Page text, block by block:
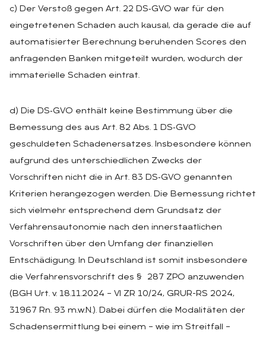
c) Der Verstoß gegen Art. 22 DS‑GVO war für den
eingetretenen Schaden auch kausal, da gerade die auf
automatisierter Berechnung beruhenden Scores den
anfragenden Banken mitgeteilt wurden, wodurch der
immaterielle Schaden eintrat.
d) Die DS‑GVO enthält keine Bestimmung über die
Bemessung des aus Art. 82 Abs. 1 DS‑GVO
geschuldeten Schadenersatzes. Insbesondere können
aufgrund des unterschiedlichen Zwecks der
Vorschriften nicht die in Art. 83 DS‑GVO genannten
Kriterien herangezogen werden. Die Bemessung richtet
sich vielmehr entsprechend dem Grundsatz der
Verfahrensautonomie nach den innerstaatlichen
Vorschriften über den Umfang der finanziellen
Entschädigung. In Deutschland ist somit insbesondere
die Verfahrensvorschrift des § 287 ZPO anzuwenden
(BGH Urt. v. 18.11.2024 – VI ZR 10/24, GRUR-RS 2024,
31967 Rn. 93 m.w.N.). Dabei dürfen die Modalitäten der
Schadensermittlung bei einem – wie im Streitfall –